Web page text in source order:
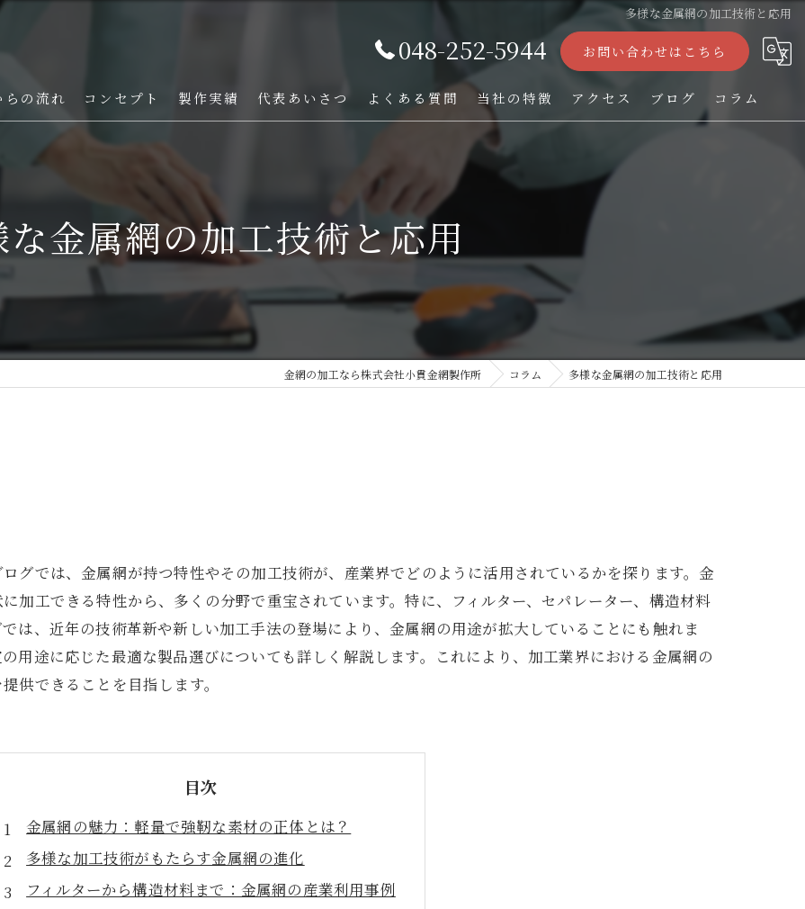
多様な金属網の加工技術と応用
048-252-5944 お問い合わせはこちら
らの流れ コンセプト 製作実績 代表あいさつ よくある質問 当社の特徴
ストレーナー
オーダー
TIG溶接
アクセス ブログ コラム
な金属網の加工技術と応用
金網の加工なら株式会社小貫金網製作所 コラム 多様な金属網の加工技術と応用
グでは、金属網が持つ特性やその加工技術が、産業界でどのように活用されているかを探ります。金
加工できる特性から、多くの分野で重宝されています。特に、フィルター、セパレーター、構造材料
は、近年の技術革新や新しい加工手法の登場により、金属網の用途が拡大していることにも触れま
用途に応じた最適な製品選びについても詳しく解説します。これにより、加工業界における金属網の
供できることを目指します。
目次
金属網の魅力：軽量で強靭な素材の正体とは？
多様な加工技術がもたらす金属網の進化
フィルターから構造材料まで：金属網の産業利用事例